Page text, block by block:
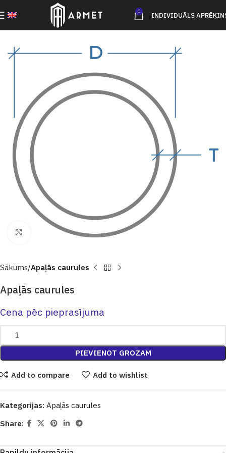
0 INDIVIDUĀLS
Click to enlarge
Sākums Apaļās caurules
Apaļās caurules
Cena pēc pieprasījuma
PIEVIENOT GROZAM
Add to compare Add to wishlist
Kategorijas: Apaļās caurules
Share: